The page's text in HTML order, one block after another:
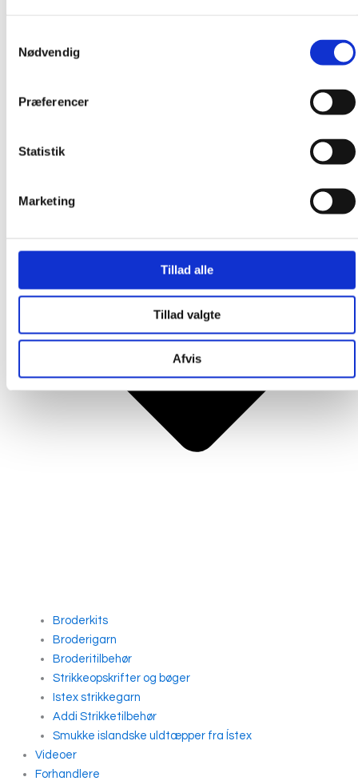
Nødvendig
Præferencer
Statistik
Marketing
Tillad alle
Tillad valgte
Afvis
Broderkits
Broderigarn
Broderitilbehør
Strikkeopskrifter og bøger
Istex strikkegarn
Addi Strikketilbehør
Smukke islandske uldtæpper fra Ístex
Videoer
Forhandlere